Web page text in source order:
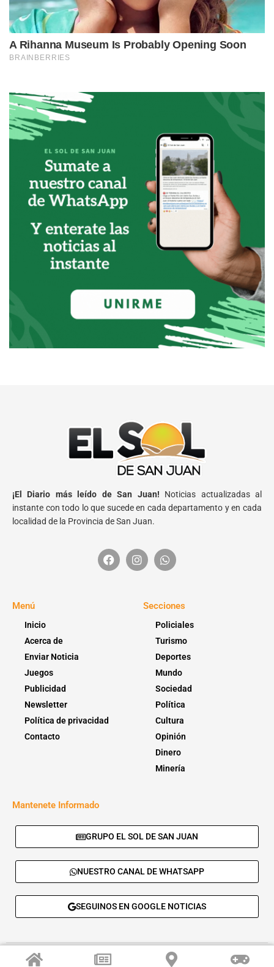
¡El Diario más leído de San Juan! Noticias actualizadas al
instante con todo lo que sucede en cada departamento y en cada
localidad de la Provincia de San Juan.
Menú
Inicio
Acerca de
Enviar Noticia
Juegos
Publicidad
Newsletter
Política de privacidad
Contacto
Secciones
Policiales
Turismo
Deportes
Mundo
Sociedad
Política
Cultura
Opinión
Dinero
Minería
Mantenete Informado
GRUPO EL SOL DE SAN JUAN
NUESTRO CANAL DE WHATSAPP
SEGUINOS EN GOOGLE NOTICIAS
© 2026 - El Sol de San Juan. Todos los derechos reservados. |